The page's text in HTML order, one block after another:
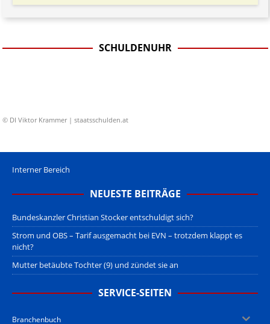
SCHULDENUHR
© DI Viktor Krammer | staatsschulden.at
Interner Bereich
NEUESTE BEITRÄGE
Bundeskanzler Christian Stocker entschuldigt sich?
Strom und OBS – Tarif ausgemacht bei EVN – trotzdem klappt es
nicht?
Mutter betäubte Tochter (9) und zündet sie an
SERVICE-SEITEN
Branchenbuch